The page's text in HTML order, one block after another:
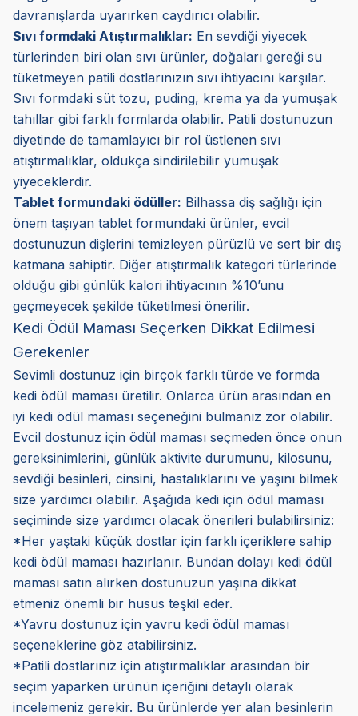
davranışlarda uyarırken caydırıcı olabilir.
Sıvı formdaki Atıştırmalıklar: En sevdiği yiyecek
türlerinden biri olan sıvı ürünler, doğaları gereği su
tüketmeyen patili dostlarınızın sıvı ihtiyacını karşılar.
Sıvı formdaki süt tozu, puding, krema ya da yumuşak
tahıllar gibi farklı formlarda olabilir. Patili dostunuzun
diyetinde de tamamlayıcı bir rol üstlenen sıvı
atıştırmalıklar, oldukça sindirilebilir yumuşak
yiyeceklerdir.
Tablet formundaki ödüller: Bilhassa diş sağlığı için
önem taşıyan tablet formundaki ürünler, evcil
dostunuzun dişlerini temizleyen pürüzlü ve sert bir dış
katmana sahiptir. Diğer atıştırmalık kategori türlerinde
olduğu gibi günlük kalori ihtiyacının %10’unu
geçmeyecek şekilde tüketilmesi önerilir.
Kedi Ödül Maması Seçerken Dikkat Edilmesi
Gerekenler
Sevimli dostunuz için birçok farklı türde ve formda
kedi ödül maması üretilir. Onlarca ürün arasından en
iyi kedi ödül maması seçeneğini bulmanız zor olabilir.
Evcil dostunuz için ödül maması seçmeden önce onun
gereksinimlerini, günlük aktivite durumunu, kilosunu,
sevdiği besinleri, cinsini, hastalıklarını ve yaşını bilmek
size yardımcı olabilir. Aşağıda kedi için ödül maması
seçiminde size yardımcı olacak önerileri bulabilirsiniz:
*Her yaştaki küçük dostlar için farklı içeriklere sahip
kedi ödül maması hazırlanır. Bundan dolayı kedi ödül
maması satın alırken dostunuzun yaşına dikkat
etmeniz önemli bir husus teşkil eder.
*Yavru dostunuz için yavru kedi ödül maması
seçeneklerine göz atabilirsiniz.
*Patili dostlarınız için atıştırmalıklar arasından bir
seçim yaparken ürünün içeriğini detaylı olarak
incelemeniz gerekir. Bu ürünlerde yer alan besinlerin